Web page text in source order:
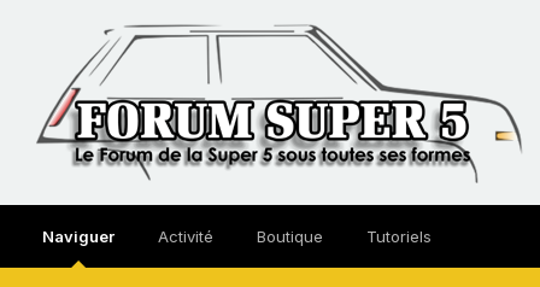
Naviguer Activité Boutique Tutoriels